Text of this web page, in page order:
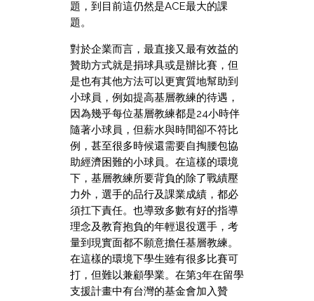
題，到目前這仍然是ACE最大的課
題。
對於企業而言，最直接又最有效益的
贊助方式就是捐球具或是辦比賽，但
是也有其他方法可以更實質地幫助到
小球員，例如提高基層教練的待遇，
因為幾乎每位基層教練都是24小時伴
隨著小球員，但薪水與時間卻不符比
例，甚至很多時候還需要自掏腰包協
助經濟困難的小球員。在這樣的環境
下，基層教練所要背負的除了戰績壓
力外，選手的品行及課業成績，都必
須扛下責任。也導致多數有好的指導
理念及教育抱負的年輕退役選手，考
量到現實面都不願意擔任基層教練。
在這樣的環境下學生雖有很多比賽可
打，但難以兼顧學業。在第3年在留學
支援計畫中有台灣的基金會加入贊